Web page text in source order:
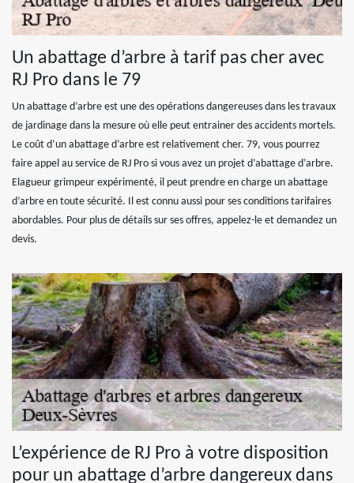
Un abattage d’arbre à tarif pas cher avec
RJ Pro dans le 79
Un abattage d’arbre est une des opérations dangereuses dans les travaux
de jardinage dans la mesure où elle peut entrainer des accidents mortels.
Le coût d’un abattage d’arbre est relativement cher. 79, vous pourrez
faire appel au service de RJ Pro si vous avez un projet d’abattage d’arbre.
Elagueur grimpeur expérimenté, il peut prendre en charge un abattage
d’arbre en toute sécurité. Il est connu aussi pour ses conditions tarifaires
abordables. Pour plus de détails sur ses offres, appelez-le et demandez un
devis.
L’expérience de RJ Pro à votre disposition
pour un abattage d’arbre dangereux dans